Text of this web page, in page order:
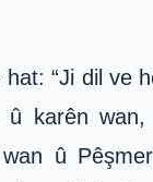
hat: “Ji dil ve
û karên wan,
û